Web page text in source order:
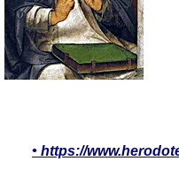
• https://